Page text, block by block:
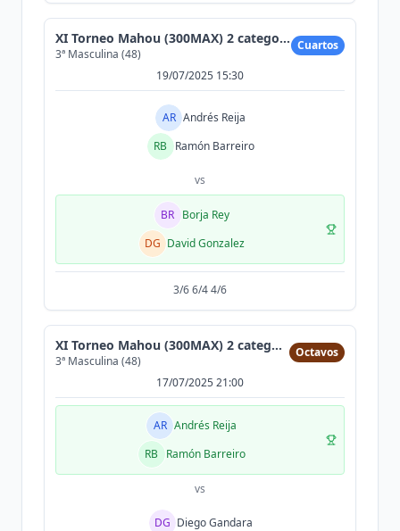
XI Torneo Mahou (300MAX) 2 categorias
3ª Masculina (48)
Cuartos
19/07/2025 15:30
AR Andrés Reija
RB Ramón Barreiro
vs
BR Borja Rey
DG David Gonzalez
3/6 6/4 4/6
XI Torneo Mahou (300MAX) 2 categorias
3ª Masculina (48)
Octavos
17/07/2025 21:00
AR Andrés Reija
RB Ramón Barreiro
vs
DG Diego Gandara